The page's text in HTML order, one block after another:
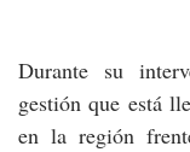
Durante su
gestión que está
en la región